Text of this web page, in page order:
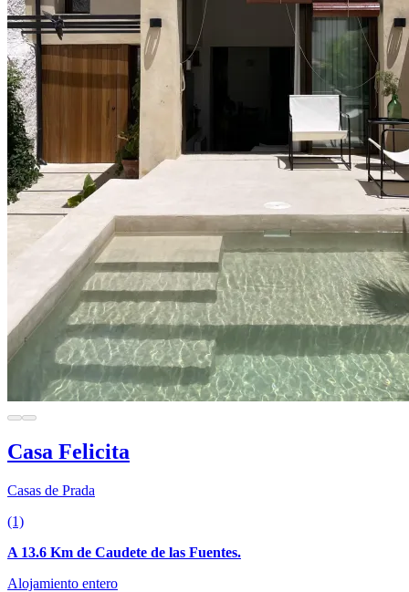
Casa Felicita
Casas de Prada
(1)
A 13.6 Km de Caudete de las Fuentes.
Alojamiento entero